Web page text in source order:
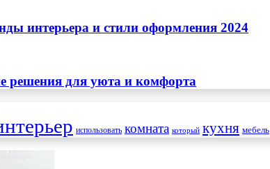
интерьера и стили оформления 2024
решения для уюта и комфорта
использовать комната который кухня мебель